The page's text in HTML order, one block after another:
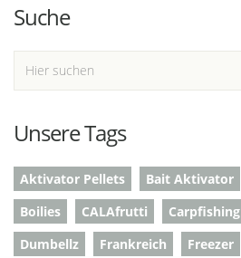
Suche
Unsere Tags
Aktivator Pellets Bait Aktivator
Boilies
CALAfrutti Carpfishing
Dumbellz
Frankreich Freezer